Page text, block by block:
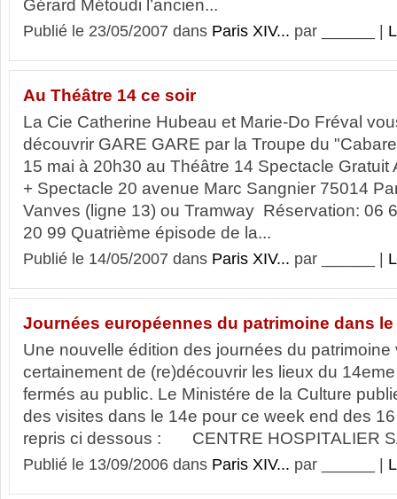
Gérard Métoudi l’ancien...
Publié le 23/05/2007 dans Paris XIV... par ______ |
Au Théâtre 14 ce soir
La Cie Catherine Hubeau et Marie-Do Fréval
découvrir GARE GARE par la Troupe du
15 mai à 20h30 au Théâtre 14 Spectacle Gratuit
+ Spectacle 20 avenue Marc Sangnier 75014
Vanves (ligne 13) ou Tramway Réservation: 06
20 99 Quatrième épisode de la...
Publié le 14/05/2007 dans Paris XIV... par ______ |
Journées européennes du patrimoine dans le
Une nouvelle édition des journées du patrimoine
certainement de (re)découvrir les lieux du
fermés au public. Le Ministére de la Culture
des visites dans le 14e pour ce week end des
repris ci dessous : CENTRE HOSPITALIER
Publié le 13/09/2006 dans Paris XIV... par ______ |